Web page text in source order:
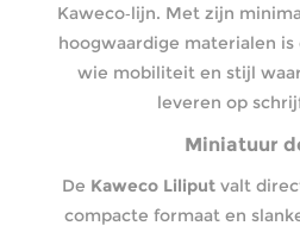
Kaweco‑lijn. Met zijn
hoogwaardige materialen is
wie mobiliteit en stijl
leveren op
Miniatuur
De Kaweco Liliputvalt
compacte formaat en